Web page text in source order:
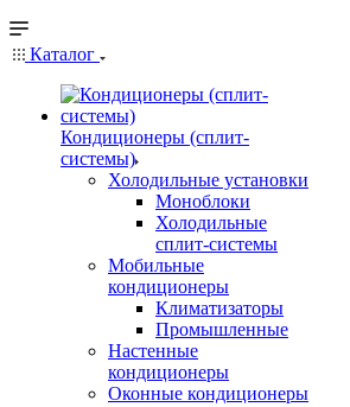
Каталог
Кондиционеры (сплит-
системы)
Холодильные установки
Моноблоки
Холодильные
сплит-системы
Мобильные
кондиционеры
Климатизаторы
Промышленные
Настенные
кондиционеры
Оконные кондиционеры